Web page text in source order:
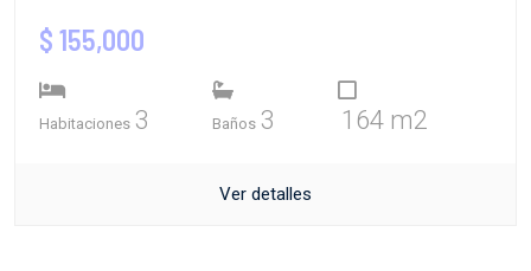
$ 155,000
Habitaciones 3 Baños 3 164 m2
Ver detalles